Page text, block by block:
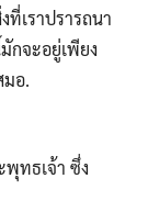
ที่เราปรารถนา
กจะอยู่เพียง
มอ.
ทธเจ้า ซึ่ง